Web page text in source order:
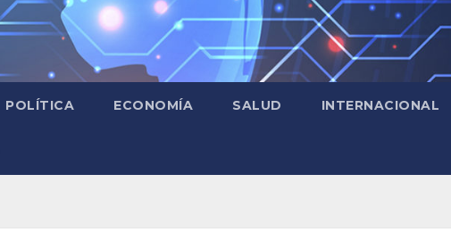
POLÍTICA ECONOMÍA SALUD INTERNACIONAL